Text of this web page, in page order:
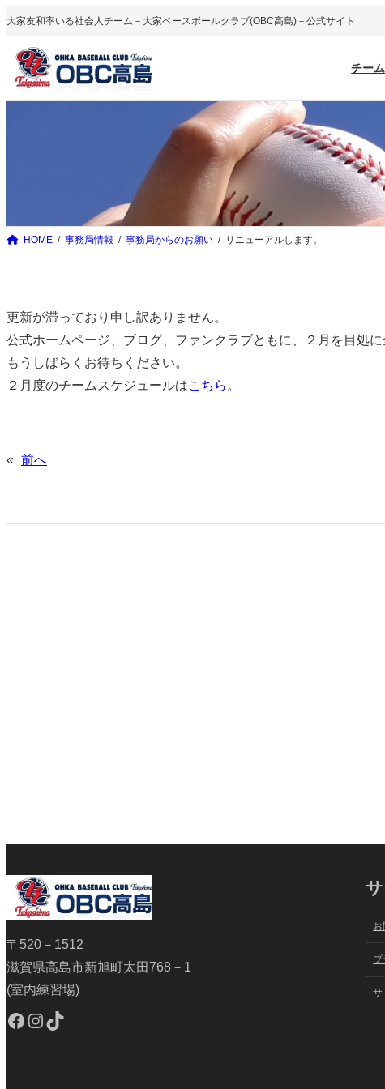
内
を
ス
大家友和率いる社会人チーム－大家ベースボールクラブ(OBC高島)－公式サイト
チー
HOME 事務局情報 事務局からのお願い リニューアルします。
更新が滞っており申し訳ありません。
公式ホームページ、ブログ、ファンクラブともに、２月を目処
もうしばらくお待ちください。
２月度のチームスケジュールはこちら 。
« 前へ
〒520－1512
滋賀県高島市新旭町太田768－1
(室内練習場)
Facebook Instagram TikTok
お
プ
サ